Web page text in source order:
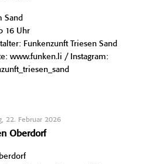
Sand
16 Uhr
Funkenzunft Triesen Sand
www.funken.li / Instagram:
22. Februar 2026
Oberdorf